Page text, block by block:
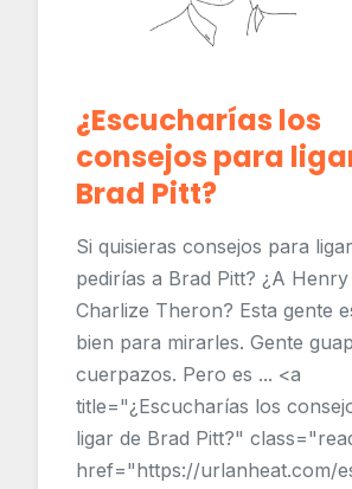
¿Escucharías los
consejos para
Brad Pitt?
Si quisieras consejos para
pedirías a Brad Pitt? ¿A Henry
Charlize Theron? Esta gente
bien para mirarles. Gente
cuerpazos. Pero es ... <a
title="¿Escucharías los
ligar de Brad Pitt?"
href="https://urlanheat.com/